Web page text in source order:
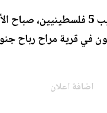
أصيب 5 فلسطينيين، صباح
في قرية مراح رباح
اضافة اعلان